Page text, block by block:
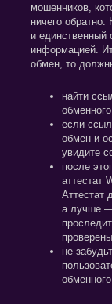
мошенников,
ничего
и единственный
информацией.
обмен, то
найти
если
обмен и
увидите
после
аттестат
Аттестат
а лучше —
не
обменного